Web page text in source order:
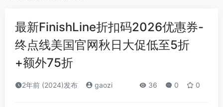
最新FinishLine折扣码2026优惠券-
终点线美国官网秋日大促低至5折
+额外75折
2年前 (2024)发布 gaozi 36 0 0